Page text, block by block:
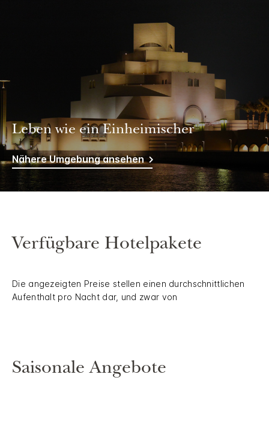
Leben wie ein Einheimischer
Nähere Umgebung ansehen
Verfügbare Hotelpakete
Die angezeigten Preise stellen einen durchschnittlichen
Aufenthalt pro Nacht dar, und zwar von
Saisonale Angebote